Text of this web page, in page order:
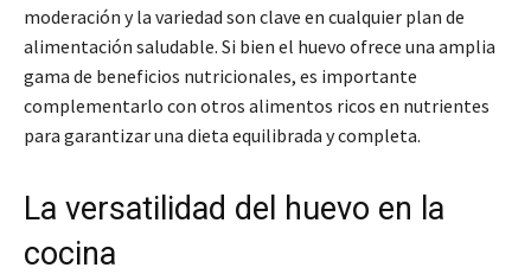
moderación y la variedad son clave en cualquier plan de
alimentación saludable. Si bien el huevo ofrece una amplia
gama de beneficios nutricionales, es importante
complementarlo con otros alimentos ricos en nutrientes
para garantizar una dieta equilibrada y completa.
La versatilidad del huevo en la
cocina